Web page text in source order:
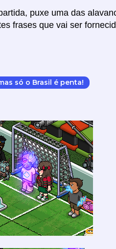
puxe uma das
frases que vai ser
só o Brasil é penta!